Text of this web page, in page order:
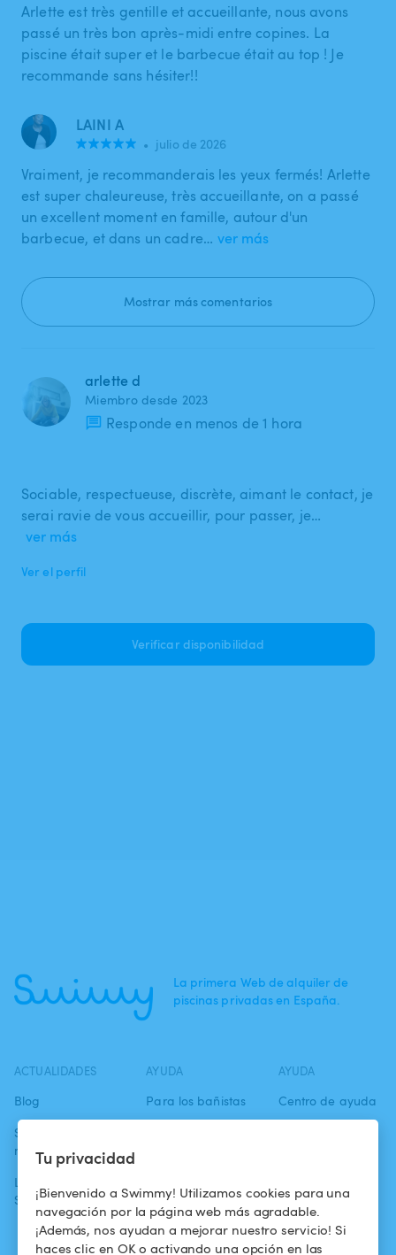
Tu privacidad
¡Bienvenido a Swimmy! Utilizamos cookies para una
navegación por la página web más agradable.
¡Además, nos ayudan a mejorar nuestro servicio! Si
haces clic en OK o activando una opción en las
Arlette est très gentille et accueillante, nous avons
passé un très bon après-midi entre copines. La
piscine était super et le barbecue était au top ! Je
recommande sans hésiter!!
LAINI A
• julio de 2026
Vraiment, je recommanderais les yeux fermés! Arlette
est super chaleureuse, très accueillante, on a passé
un excellent moment en famille, autour d'un
barbecue, et dans un cadre… ver más
Mostrar más comentarios
arlette d
Miembro desde 2023
Responde en menos de 1 hora
Sociable, respectueuse, discrète, aimant le contact, je
serai ravie de vous accueillir, pour passer, je…
ver más
Ver el perfil
Verificar disponibilidad
La primera Web de alquiler de
piscinas privadas en España.
ACTUALIDADES
Blog
Swimmy en los
medios
La aventura
Swimmy
AYUDA
Para los bañistas
piscina
¿Cómo funciona?
AYUDA
Centro de ayuda
confidencialidad
Aviso legal